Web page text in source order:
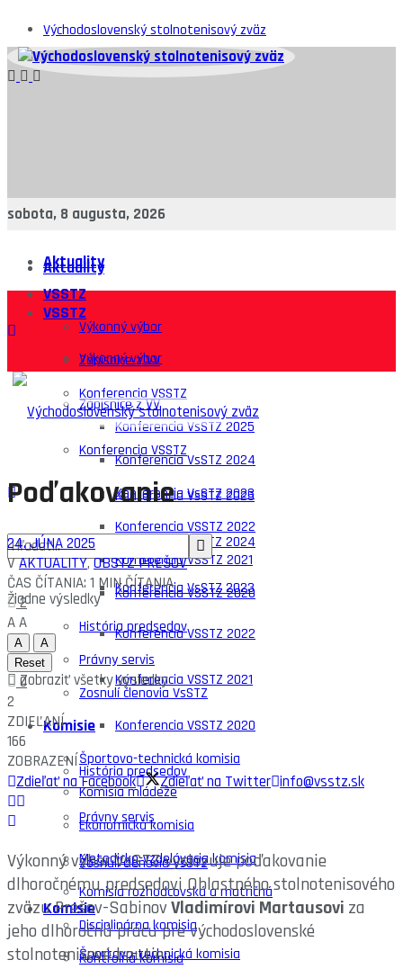
Východoslovenský stolnotenisový zväz
sobota, 8 augusta, 2026
Aktuality
VSSTZ
Výkonný výbor
Zápisnice z VV
Konferencia VSSTZ
Konferencia VsSTZ 2025
Konferencia VsSTZ 2024
Konferencia VsSTZ 2023
Konferencia VSSTZ 2022
Konferencia VSSTZ 2021
Konferencia VSSTZ 2020
História predsedov
Právny servis
Zosnulí členovia VsSTZ
Komisie
Športovo-technická komisia
Komisia mládeže
Ekonomická komisia
Metodicko-vzdelávacia komisia
Komisia rozhodcovská a matričná
Disciplinárna komisia
Kontrolná komisia
Aktuality
VSSTZ
Výkonný výbor
Zápisnice z VV
Konferencia VSSTZ
Konferencia VsSTZ 2025
Konferencia VsSTZ 2024
Konferencia VsSTZ 2023
Konferencia VSSTZ 2022
Konferencia VSSTZ 2021
Konferencia VSSTZ 2020
História predsedov
Právny servis
Zosnulí členovia VsSTZ
Komisie
Športovo-technická komisia
Žiadne výsledky
Zobraziť všetky výsledky
Poďakovanie
24. JÚNA 2025
VAKTUALITY,OBSTZ PREŠOV
ČAS ČÍTANIA: 1 MIN ČÍTANIA
2
AA
A
A
Reset
0
2
ZDIEĽANÍ
166
ZOBRAZENÍ
Zdieľať na Facebook
Zdieľať na Twitter info@vsstz.sk
Výkonný výbor VsSTZ vyslovuje poďakovanie
dlhoročnému predsedovi Oblastného stolnotenisového
zväzu Prešov-SabinovVladimírovi Martausovi za
jeho dlhoročnú prácu pre východoslovenské
stolnotenisové hnutie.